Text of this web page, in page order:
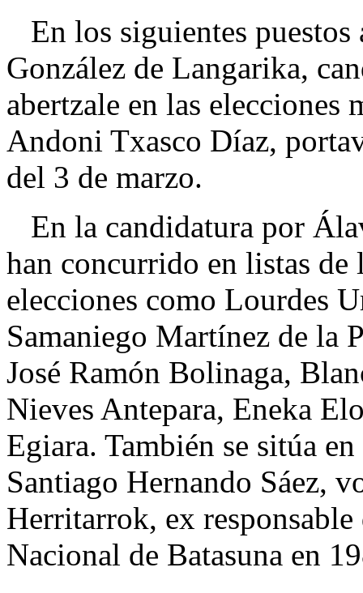
En los siguientes puestos
González de Langarika,
abertzale en las
Andoni Txasco Díaz,
del 3 de marzo.
En la candidatura por
han concurrido en listas de
elecciones como Lourdes
Samaniego Martínez de la
José Ramón Bolinaga,
Nieves Antepara, Eneka
Egiara. También se sitúa
Santiago Hernando Sáez,
Herritarrok, ex
Nacional de Batasuna en